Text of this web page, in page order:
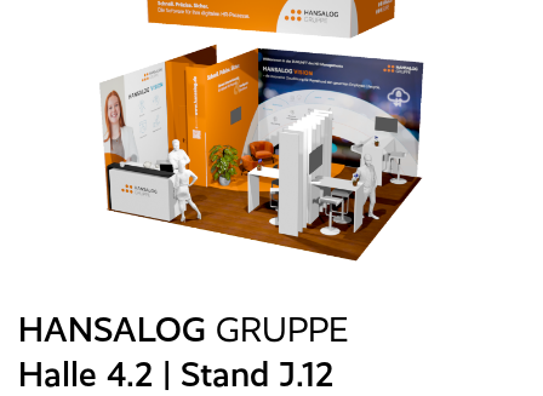
E-Rechnung
Faktura
Excel-basiertes Reporting
Archivierung/Workflow
E-Bilanz
HANSALOG GRUPPE
Halle 4.2 | Stand J.12